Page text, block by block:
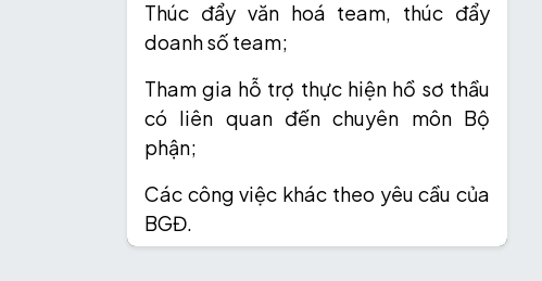
Thúc đẩy văn hoá team, thúc đẩy
doanh số team;
Tham gia hỗ trợ thực hiện hồ sơ thầu
có liên quan đến chuyên môn Bộ
phận;
Các công việc khác theo yêu cầu của
BGĐ.